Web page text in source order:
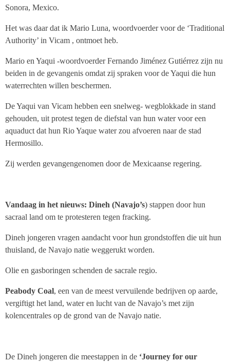
Sonora, Mexico.
Het was daar dat ik Mario Luna, woordvoerder voor de ‘Traditional
Authority’ in Vicam , ontmoet heb.
Mario en Yaqui -woordvoerder Fernando Jiménez Gutiérrez zijn nu
beiden in de gevangenis omdat zij spraken voor de Yaqui die hun
waterrechten willen beschermen.
De Yaqui van Vicam hebben een snelweg- wegblokkade in stand
gehouden, uit protest tegen de diefstal van hun water voor een
aquaduct dat hun Rio Yaque water zou afvoeren naar de stad
Hermosillo.
Zij werden gevangengenomen door de Mexicaanse regering.
Vandaag in het nieuws: Dineh (Navajo’s) stappen door hun
sacraal land om te protesteren tegen fracking.
Dineh jongeren vragen aandacht voor hun grondstoffen die uit hun
thuisland, de Navajo natie weggerukt worden.
Olie en gasboringen schenden de sacrale regio.
Peabody Coal, een van de meest vervuilende bedrijven op aarde,
vergiftigt het land, water en lucht van de Navajo’s met zijn
kolencentrales op de grond van de Navajo natie.
De Dineh jongeren die meestappen in de ‘Journey for our